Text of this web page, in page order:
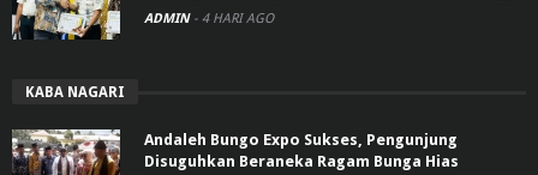
ADMIN - 4 HARI AGO
KABA NAGARI
Andaleh Bungo Expo Sukses, Pengunjung
Disuguhkan Beraneka Ragam Bunga Hias